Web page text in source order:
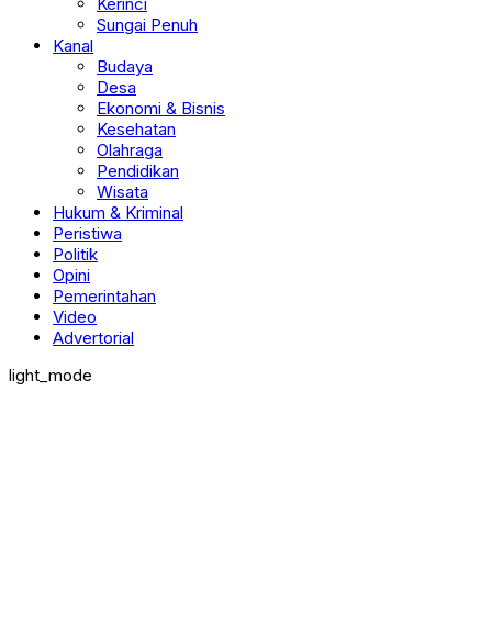
Sungai Penuh
Kanal
Budaya
Desa
Ekonomi & Bisnis
Kesehatan
Olahraga
Pendidikan
Wisata
Hukum & Kriminal
Peristiwa
Politik
Opini
Pemerintahan
Video
Advertorial
light_mode